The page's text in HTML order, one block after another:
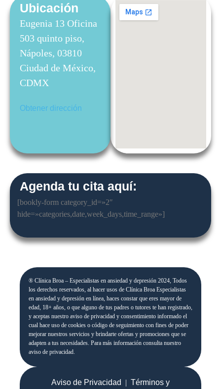
Ubicación
Eugenia 13 Oficina
503 quinto piso,
Nápoles, 03810
Ciudad de México,
CDMX
Obtener dirección
Agenda tu cita aquí:
[bookly-form category_id=»2″
hide=»categories,date,week_days,time_range»]
Aviso de Privacidad | Términos y
® Clínica Broa – Especialistas en ansiedad y depresión 2024, Todos
los derechos reservados, al hacer usos de Clínica Broa Especialistas
en ansiedad y depresión en línea, haces constar que eres mayor de
edad, 18+ años, o que alguno de tus padres o tutores te han registrado,
y aceptas nuestro aviso de privacidad y consentimiento informado el
cual hace uso de cookies o código de seguimiento con fines de poder
mejorar nuestros servicios y brindarte ofertas y promociones que se
adapten a tus necesidades. Para más información consulta nuestro
aviso de privacidad.